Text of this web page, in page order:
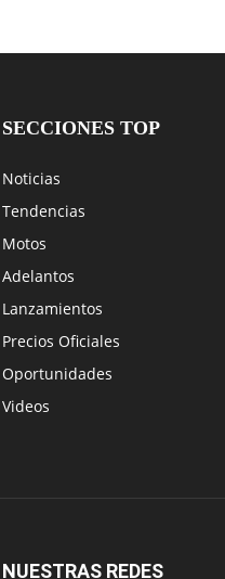
SECCIONES TOP
Noticias
Tendencias
Motos
Adelantos
Lanzamientos
Precios Oficiales
Oportunidades
Videos
NUESTRAS REDES